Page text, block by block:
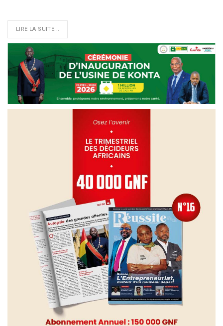
LIRE LA SUITE...